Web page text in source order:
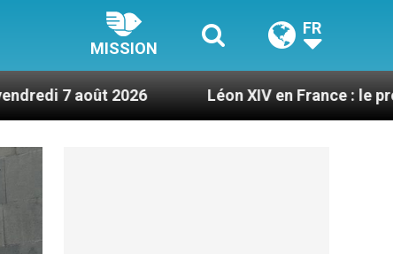
MISSION
FR
Léon XIV en France : le programme détaillé